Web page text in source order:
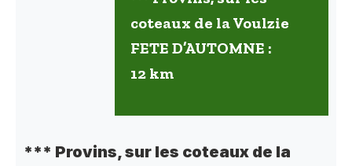
coteaux de la Voulzie
FETE D’AUTOMNE :
12 km
*** Provins, sur les coteaux de la